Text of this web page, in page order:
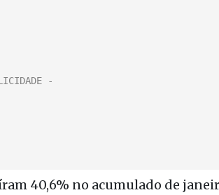
40,6% no acumulado de